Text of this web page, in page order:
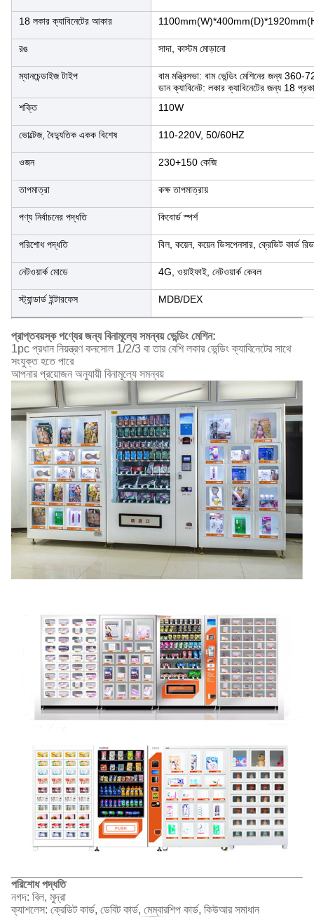
18 লকার ক্যাবিনেটের আকার
রঙ সাদা, কাস্টম মোড়ানো
ম্যানচেন্ডাইজ টাইপ
বাম মন্ত্রিসভা: বাম ভেন্ডিং মেশিনের জন্য
ডান ক্যাবিনেট: লকার ক্যাবিনেটের জন্য 18
শক্তি
110W
ভোল্টেজ, বৈদ্যুতিক একক বিশেষ 110-220V, 50/60HZ
ওজন 230+150 কেজি
তাপমাত্রা কক্ষ তাপমাত্রায়
পণ্য নির্বাচনের পদ্ধতি কিবোর্ড স্পর্শ
পরিশোধ পদ্ধতি বিল, কয়েন, কয়েন ডিসপেনসার, ক্রেডিট কার্ড
নেটওয়ার্ক মোডে 4G, ওয়াইফাই, নেটওয়ার্ক কেবল
স্ট্যান্ডার্ড ইন্টারফেস MDB/DEX
প্রাপ্তবয়স্ক পণ্যের জন্য বিনামূল্যে সমন্বয় ভেন্ডিং মেশিন:
1pc প্রধান নিয়ন্ত্রণ কনসোল 1/2/3 বা তার বেশি লকার ভেন্ডিং ক্যাবিনেটের সাথে
সংযুক্ত হতে পারে
আপনার প্রয়োজন অনুযায়ী বিনামূল্যে সমন্বয়
পরিশোধ পদ্ধতি
নগদ: বিল, মুদ্রা
ক্যাশলেস: ক্রেডিট কার্ড, ডেবিট কার্ড, মেম্বারশিপ কার্ড, কিউআর সমাধান